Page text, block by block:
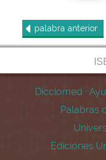
palabra anterior
Dicciomed ·
Palabras
Ediciones